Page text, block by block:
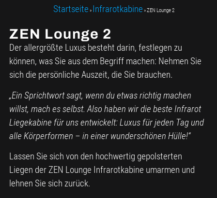
Startseite » Infrarotkabine »ZEN Lounge 2
ZEN Lounge 2
Der allergrößte Luxus besteht darin, festlegen zu
können, was Sie aus dem Begriff machen: Nehmen Sie
sich die persönliche Auszeit, die Sie brauchen.
„Ein Sprichtwort sagt, wenn du etwas richtig machen
willst, mach es selbst. Also haben wir die beste Infrarot
Liegekabine für uns entwickelt: Luxus für jeden Tag und
alle Körperformen – in einer wunderschönen Hülle!“
Lassen Sie sich von den hochwertig gepolsterten
Liegen der ZEN Lounge Infrarotkabine umarmen und
lehnen Sie sich zurück.